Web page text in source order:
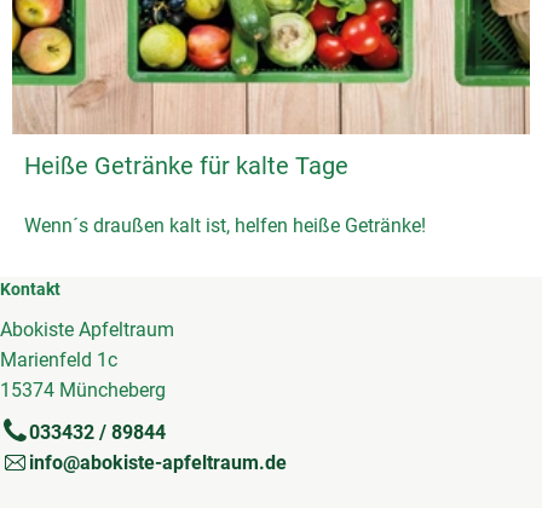
Heiße Getränke für kalte Tage
Wenn´s draußen kalt ist, helfen heiße Getränke!
Kontakt
Abokiste Apfeltraum
Marienfeld 1c
15374 Müncheberg
033432 / 89844
info@abokiste-apfeltraum.de